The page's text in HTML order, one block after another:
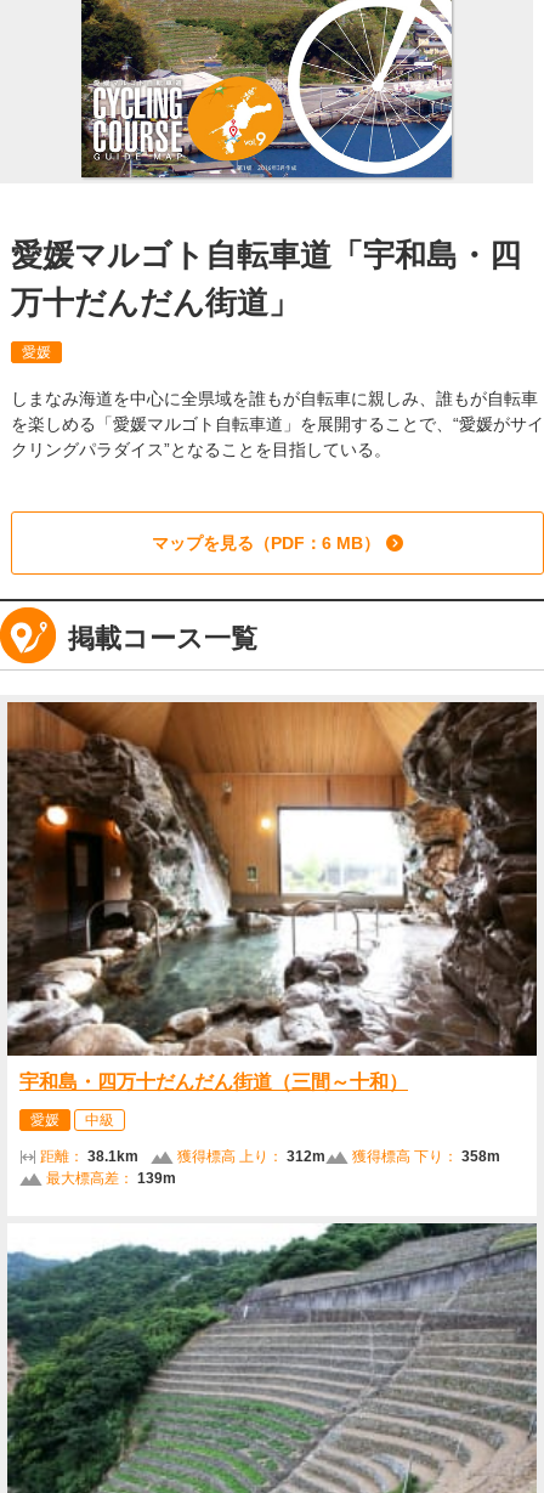
愛媛マルゴト自転車道「宇和島・四
万十だんだん街道」
愛媛
しまなみ海道を中心に全県域を誰もが自転車に親しみ、誰もが自転車
を楽しめる「愛媛マルゴト自転車道」を展開することで、“愛媛がサイ
クリングパラダイス”となることを目指している。
マップを見る（PDF：6 MB）
掲載コース一覧
宇和島・四万十だんだん街道（三間～十和）
愛媛 中級
距離： 38.1km 獲得標高 上り： 312m 獲得標高 下り： 358m
最大標高差： 139m